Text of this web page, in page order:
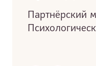
Партнёрский